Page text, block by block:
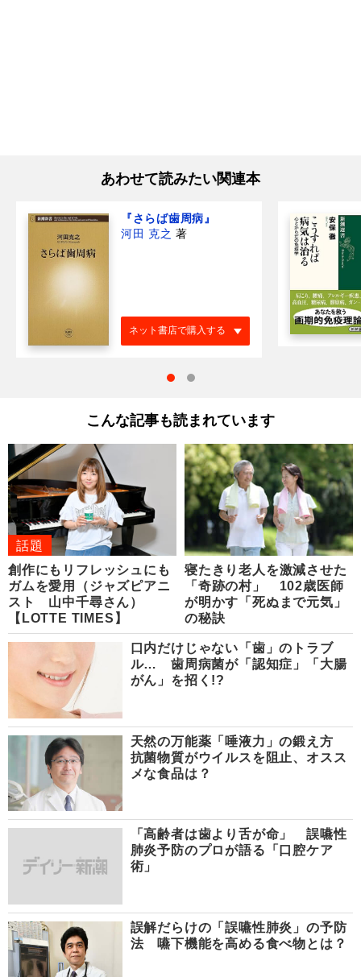
あわせて読みたい関連本
『さらば歯周病』
河田 克之 著
ネット書店で購入する
こんな記事も読まれています
話題
創作にもリフレッシュにも
ガムを愛用（ジャズピアニ
スト 山中千尋さん）
【LOTTE TIMES】
寝たきり老人を激減させた
「奇跡の村」 102歳医師
が明かす「死ぬまで元気」
の秘訣
口内だけじゃない「歯」のトラブ
ル… 歯周病菌が「認知症」「大腸
がん」を招く!?
天然の万能薬「唾液力」の鍛え方
抗菌物質がウイルスを阻止、オスス
メな食品は？
「高齢者は歯より舌が命」 誤嚥性
肺炎予防のプロが語る「口腔ケア
術」
誤解だらけの「誤嚥性肺炎」の予防
法 嚥下機能を高める食べ物とは？